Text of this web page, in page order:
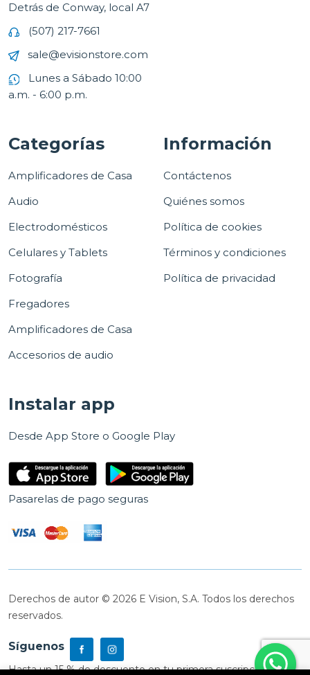
Detrás de Conway, local A7
(507) 217-7661
sale@evisionstore.com
Lunes a Sábado 10:00
a.m. - 6:00 p.m.
Categorías
Amplificadores de Casa
Audio
Electrodomésticos
Celulares y Tablets
Fotografía
Fregadores
Amplificadores de Casa
Accesorios de audio
Información
Contáctenos
Quiénes somos
Política de cookies
Términos y condiciones
Política de privacidad
Instalar app
Desde App Store o Google Play
Pasarelas de pago seguras
Derechos de autor © 2026 E Vision, S.A. Todos los derechos
reservados.
Síguenos
Hasta un 15 % de descuento en tu primera suscripción